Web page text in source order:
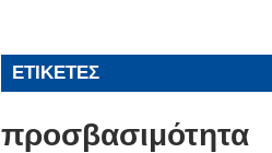
ΕΤΙΚΈΤΕΣ
προσβασιμότητα